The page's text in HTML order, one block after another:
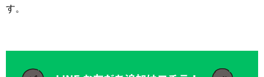
す。